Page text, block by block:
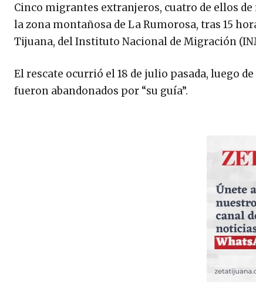
Cinco migrantes extranjeros, cuatro de ellos
la zona montañosa de La Rumorosa, tras 15
Tijuana, del Instituto Nacional de Migración
El rescate ocurrió el 18 de julio pasada, luego
fueron abandonados por “su guía”.